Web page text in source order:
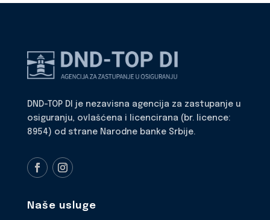
DND-TOP DI je nezavisna agencija za zastupanje u
osiguranju, ovlašćena i licencirana (br. licence:
8954) od strane Narodne banke Srbije.
Naše usluge